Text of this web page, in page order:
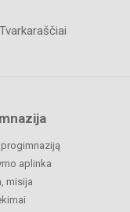
Tvarkaraščiai
aplinka
misija